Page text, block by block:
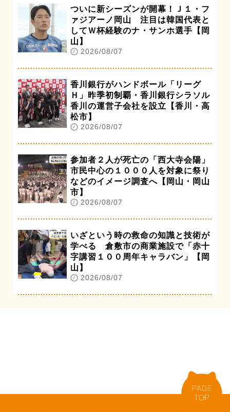
ついに新シーズンが開幕！Ｊ１・フ
ァジアーノ岡山 注目は韓国代表と
してＷ杯経験のナ・サンホ選手【岡
山】
2026/08/07
香川銀行がハンドボール「リーグ
Ｈ」昨季初制覇・香川銀行シラソル
香川の運営子会社を設立【香川・高
松市】
2026/08/07
参加者２人が死亡の「西大寺会陽」
市民中心の１０００人を対象に祭り
などのイメージ調査へ【岡山・岡山
市】
2026/08/07
いざという時の救命の知識と技術が
学べる 倉敷市の商業施設で「赤十
字講習１００周年キャラバン」【岡
山】
2026/08/07